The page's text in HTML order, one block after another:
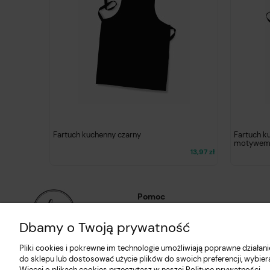
Fartuch kuchenny czarny
13,97 zł
Fartuch
Pomoc
Polityka prywatności
Zwroty i reklamacje
Dbamy o Twoją prywatność
Pliki cookies i pokrewne im technologie umożliwiają poprawne
do sklepu lub dostosować użycie plików do swoich preferencji,